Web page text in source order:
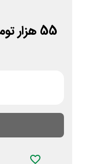
55 هزار تومان تخفیف خرید ابزار دستی و کارگاهی از چوبینر